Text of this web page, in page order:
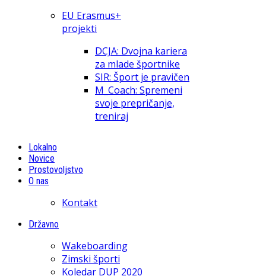
EU Erasmus+
projekti
DCJA: Dvojna kariera
za mlade športnike
SIR: Šport je pravičen
M_Coach: Spremeni
svoje prepričanje,
treniraj
Lokalno
Novice
Prostovoljstvo
O nas
Kontakt
Državno
Wakeboarding
Zimski športi
Koledar DUP 2020